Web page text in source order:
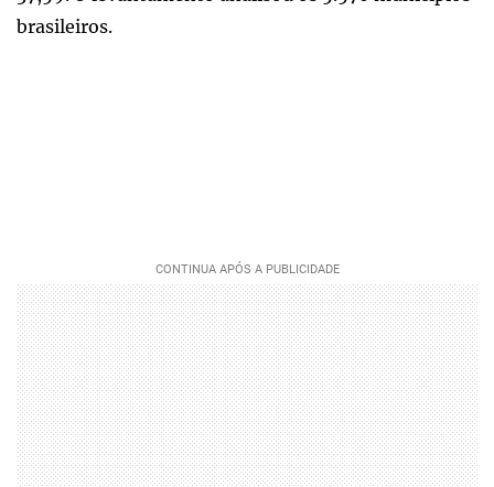
brasileiros.